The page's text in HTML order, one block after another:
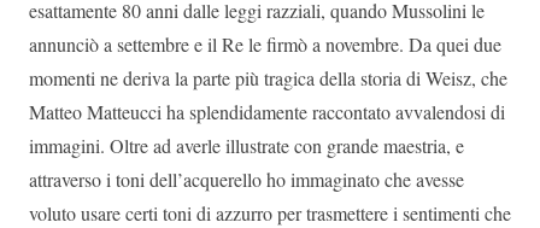
esattamente 80 anni dalle leggi razziali, quando Mussolini le
annunciò a settembre e il Re le firmò a novembre. Da quei due
momenti ne deriva la parte più tragica della storia di Weisz, che
Matteo Matteucci ha splendidamente raccontato avvalendosi di
immagini. Oltre ad averle illustrate con grande maestria, e
attraverso i toni dell’acquerello ho immaginato che avesse
voluto usare certi toni di azzurro per trasmettere i sentimenti che